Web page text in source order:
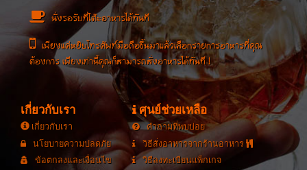
นั่งรอรับที่โต๊ะอาหารได้ทันที
เพียงแค่หยิบโทรศัพท์มือถือขึ้นมาแล้วเลือกรายการอาหารที่คุณ
ต้องการ เพียงเท่านี้คุณก็สามารถสั่งอาหารได้ทันที !
เกี่ยวกับเรา
เกี่ยวกับเรา
นโยบายความปลดภัย
ข้อตกลงและเงื่อนไข
ศุนย์ช่วยเหลือ
คำถามที่พบบ่อย
วิธีสั่งอาหารจากร้านอาหาร
วิธีลงทะเบียนแพ็กเกจ